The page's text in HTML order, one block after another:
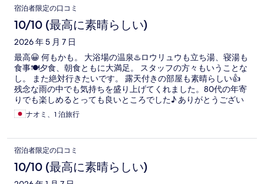
宿泊者限定の口コミ
10/10 (最高に素晴らしい)
2026 年 5 月 7 日
最高😀 何もかも。 大浴場の温泉♨️ロウリュウも立ち湯、寝湯も
食事🍽️夕食、朝食ともに大満足。 スタッフの方々もいうことな
し。 また絶対行きたいです。 露天付きの部屋も素晴らしい👍
残念な雨の中でも気持ちを盛り上げてくれました。80代の年寄
りでも楽しめるとっても良いところでした♪ ありがとうござい
ました。
ナオミ、1 泊旅行
宿泊者限定の口コミ
10/10 (最高に素晴らしい)